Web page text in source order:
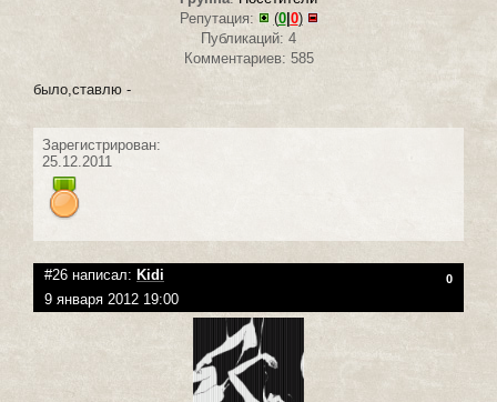
Репутация:
(0|0)
Публикаций: 4
Комментариев: 585
было,ставлю -
Зарегистрирован:
25.12.2011
#26 написал: Kidi 0
9 января 2012 19:00